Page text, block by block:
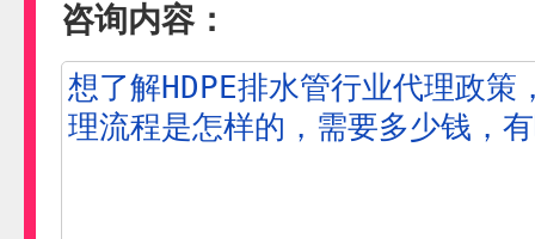
咨询内容：
孚韦F&W